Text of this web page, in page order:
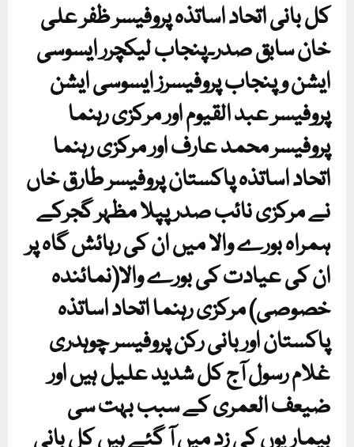
کل بانی اتحاد اساتذہ پروفیسر ظفر علی
خان سابق صدر۔پنجاب لیکچرر ایسوسی
ایشن و پنجاب پروفیسرز ایسوسی ایشن
پروفیسر عبد القیوم اور مرکزی رہنما
پروفیسر محمد عارف اور مرکزی رہنما
اتحاد اساتذہ پاکستان پروفیسر طارق خاں
نے مرکزی نائب صدر پپلا مظہر گجرکے
ہمراہ بورے والا میں ان کی رہائش گاہ پر
ان کی عیادت کی بورے والا(نمائندہ
خصوصی) مرکزی رہنما اتحاد اساتذہ
پاکستان اور بانی رکن پروفیسر چوہدری
غلام رسول آج کل شدید علیل ہیں اور
ضیعف العمری کے سبب بہت سی
بیماریوں کی زد میں آ گئے ہیں کل بانی